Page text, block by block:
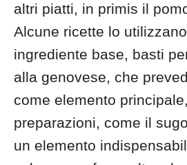
altri piatti, in primis il
Alcune ricette lo
ingrediente base, basti
alla genovese, che
come elemento
preparazioni, come il
un elemento